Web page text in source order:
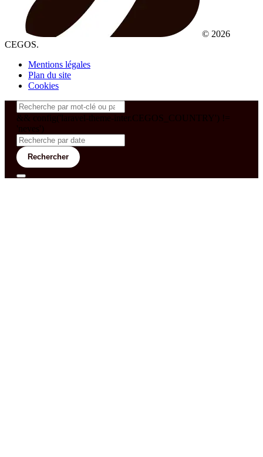
© 2026
CEGOS.
Mentions légales
Plan du site
Cookies
&& config('laravel-theme-inter.CEGOS_COUNTRY') !=
'neves')
Rechercher